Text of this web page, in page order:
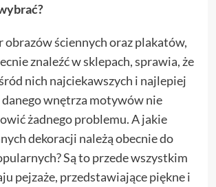
obrazów ściennych oraz plakatów,
znaleźć w sklepach, sprawia, że
nich najciekawszych i najlepiej
wnętrza motywów nie
żadnego problemu. A jakie
dekoracji należą obecnie do
Są to przede wszystkim
pejzaże, przedstawiające piękne i